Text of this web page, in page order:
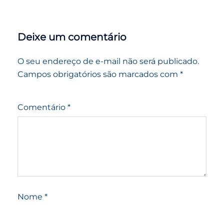
Deixe um comentário
O seu endereço de e-mail não será publicado.
Campos obrigatórios são marcados com *
Comentário *
Nome *